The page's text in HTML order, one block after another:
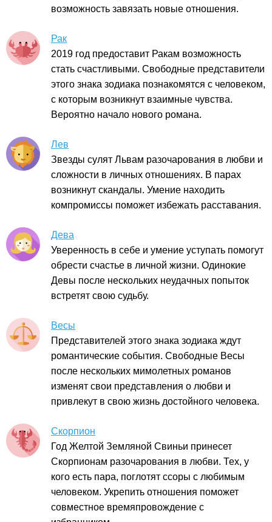
возможность завязать новые отношения.
Рак
2019 год предоставит Ракам возможность
стать счастливыми. Свободные представители
этого знака зодиака познакомятся с человеком,
с которым возникнут взаимные чувства.
Вероятно начало нового романа.
Лев
Звезды сулят Львам разочарования в любви и
сложности в личных отношениях. В парах
возникнут скандалы. Умение находить
компромиссы поможет избежать расставания.
Дева
Уверенность в себе и умение уступать помогут
обрести счастье в личной жизни. Одинокие
Девы после нескольких неудачных попыток
встретят свою судьбу.
Весы
Представителей этого знака зодиака ждут
романтические события. Свободные Весы
после нескольких мимолетных романов
изменят свои представления о любви и
привлекут в свою жизнь достойного человека.
Скорпион
Год Желтой Земляной Свиньи принесет
Скорпионам разочарования в любви. Тех, у
кого есть пара, поглотят ссоры с любимым
человеком. Укрепить отношения поможет
совместное времяпровождение с